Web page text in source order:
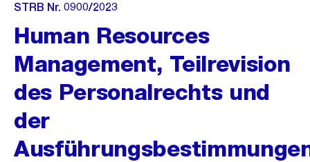
STRB Nr. 0900/2023
Human Resources
Management, Teilrevision
des Personalrechts und
der